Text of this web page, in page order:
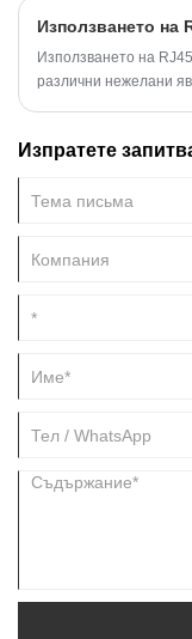
телевизори,
Използването на
различни нежелани
Изпратете